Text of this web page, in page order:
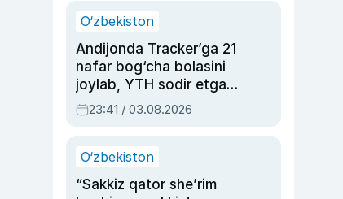
O‘zbekiston
Andijonda Tracker’ga 21
nafar bog‘cha bolasini
joylab, YTH sodir etgan
ayolga sud hukmi o‘qildi
23:41 / 03.08.2026
O‘zbekiston
“Sakkiz qator she’rim